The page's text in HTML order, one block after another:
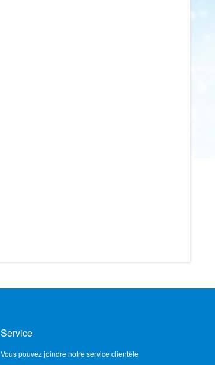
Service
Vous pouvez joindre notre service clientèle